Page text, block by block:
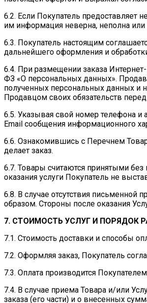
6.2. Если Покупатель предоставляет
им информация неверна, неполна или
6.3. Покупатель настоящим
дальнейшего оформления и
6.4. При размещении заказа
ФЗ «О персональных данных».
полученных персональных данных и
Продавцом своих обязательств
6.5. Указывая свой номер телефона и
Email сообщения информационного
6.6. Ознакомившись с Перечнем
делает заказ.
6.7. Товары считаются принятыми
оказания услуги Покупатель не
6.8. В случае отсутствия письменной
образом. Стороны после оказания
7. СТОИМОСТЬ УСЛУГ И ПОРЯДОК
7.1. Стоимость доставки и способы
7.2. Оформляя заказ, Покупатель
7.3. Оплата производится
7.4. В случае приема Товара и/или
заказа (его части) и о внесенных